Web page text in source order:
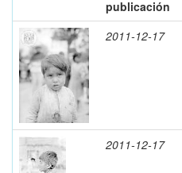
publicación
2011-12-17
2011-12-17